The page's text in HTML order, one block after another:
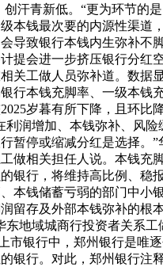
创汗青新低。“更为环节的
本钱最次要的内源性渠道
导致银行本钱内生弥补不
提会进一步挤压银行分红
关工做人员弥补道。数据
行本钱充脚率、一级本钱
岁暮有所下降，且环比
利润增加、本钱弥补、风险
暂停或缩减分红是选择。”
做相关担任人说。本钱充
银行，将维持高比例、稳
本钱储蓄亏弱的部门中小
留存及外部本钱弥补的根
东地域城商行投资者关系工
市银行中，郑州银行是唯
银行。对此，郑州银行注